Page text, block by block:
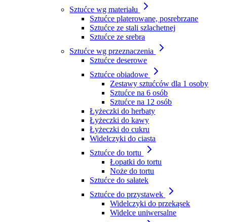
Sztućce wg materiału
Sztućce platerowane, posrebrzane
Sztućce ze stali szlachetnej
Sztućce ze srebra
Sztućce wg przeznaczenia
Sztućce deserowe
Sztućce obiadowe
Zestawy sztućców dla 1 osoby
Sztućce na 6 osób
Sztućce na 12 osób
Łyżeczki do herbaty
Łyżeczki do kawy
Łyżeczki do cukru
Widelczyki do ciasta
Sztućce do tortu
Łopatki do tortu
Noże do tortu
Sztućce do sałatek
Sztućce do przystawek
Widelczyki do przekąsek
Widelce uniwersalne